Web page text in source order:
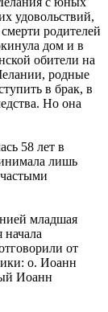
удовольствий,
родителей
дом и в
обители на
родные
в брак, в
Но она
58 лет в
лишь
младшая
от
о. Иоанн
Иоанн